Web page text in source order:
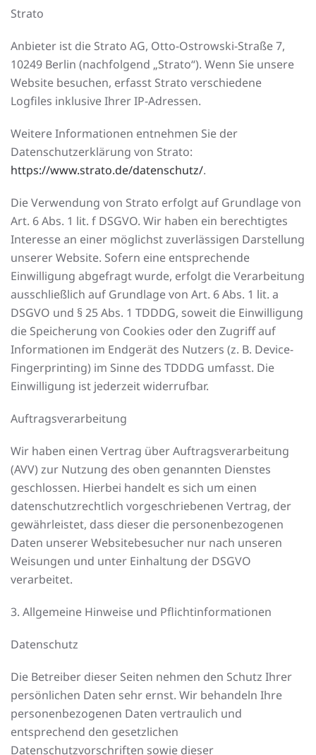
Strato
Anbieter ist die Strato AG, Otto-Ostrowski-Straße 7,
10249 Berlin (nachfolgend „Strato“). Wenn Sie unsere
Website besuchen, erfasst Strato verschiedene
Logfiles inklusive Ihrer IP-Adressen.
Weitere Informationen entnehmen Sie der
Datenschutzerklärung von Strato:
https://www.strato.de/datenschutz/.
Die Verwendung von Strato erfolgt auf Grundlage von
Art. 6 Abs. 1 lit. f DSGVO. Wir haben ein berechtigtes
Interesse an einer möglichst zuverlässigen Darstellung
unserer Website. Sofern eine entsprechende
Einwilligung abgefragt wurde, erfolgt die Verarbeitung
ausschließlich auf Grundlage von Art. 6 Abs. 1 lit. a
DSGVO und § 25 Abs. 1 TDDDG, soweit die Einwilligung
die Speicherung von Cookies oder den Zugriff auf
Informationen im Endgerät des Nutzers (z. B. Device-
Fingerprinting) im Sinne des TDDDG umfasst. Die
Einwilligung ist jederzeit widerrufbar.
Auftragsverarbeitung
Wir haben einen Vertrag über Auftragsverarbeitung
(AVV) zur Nutzung des oben genannten Dienstes
geschlossen. Hierbei handelt es sich um einen
datenschutzrechtlich vorgeschriebenen Vertrag, der
gewährleistet, dass dieser die personenbezogenen
Daten unserer Websitebesucher nur nach unseren
Weisungen und unter Einhaltung der DSGVO
verarbeitet.
3. Allgemeine Hinweise und Pflicht­informationen
Datenschutz
Die Betreiber dieser Seiten nehmen den Schutz Ihrer
persönlichen Daten sehr ernst. Wir behandeln Ihre
personenbezogenen Daten vertraulich und
entsprechend den gesetzlichen
Datenschutzvorschriften sowie dieser